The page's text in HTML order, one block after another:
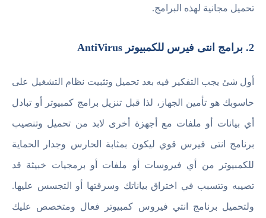
تحميل مجانية لهذه البرامج.
2. برامج انتى فيرس للكمبيوتر AntiVirus
أول شئ يجب التفكير فيه بعد تحميل وتثبيت نظام التشغيل على
حاسوبك هو تأمين الجهاز، لذا قبل تنزيل برامج كمبيوتر أو تبادل
أي بيانات أو ملفات مع أجهزة أخرى لابد من تحميل وتنصيب
برنامج انتى فيرس قوي ليكون بمثابة الحارس وجدار الحماية
للكمبيوتر من أي فيروسات أو ملفات أو برمجيات خبيثة قد
تصيبه وتتسبب في اختراق بياناتك وسرقتها أو التجسس عليها.
ولتحميل برنامج انتي فيروس كمبيوتر فعال ومتخصص عليك